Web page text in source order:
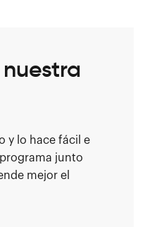
y lo hace fácil e
junto
mejor el